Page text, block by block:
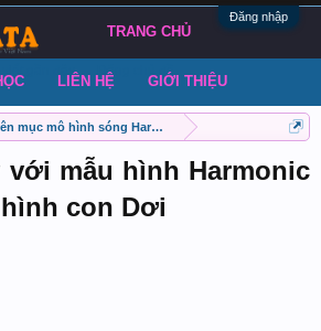
Đăng nhập
mục mô hình sóng Harmonic
với mẫu hình Harmonic
con Dơi
TRANG CHỦ
viết gần đây Đăng chủ đề
LIÊN HỆ GIỚI THIỆU